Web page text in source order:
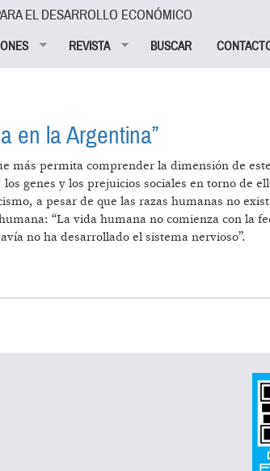
EL DESARROLLO ECONÓMICO
REVISTA BUSCAR
en la Argentina”
más permita comprender la dimensión de
genes y los prejuicios sociales en torno de
a pesar de que las razas humanas no
“La vida humana no comienza con la
no ha desarrollado el sistema nervioso”.